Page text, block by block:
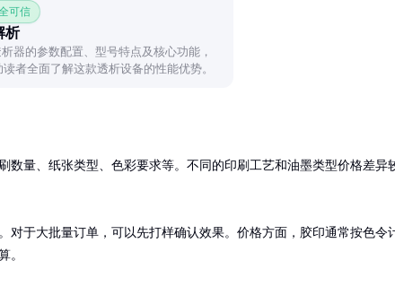
可信
析
器的参数配置、型号特点及核心功能，
者全面了解这款透析设备的性能优势。
数量、纸张类型、色彩要求等。不同的印刷工艺和油墨类型价格差异
对于大批量订单，可以先打样确认效果。价格方面，胶印通常按色令
。